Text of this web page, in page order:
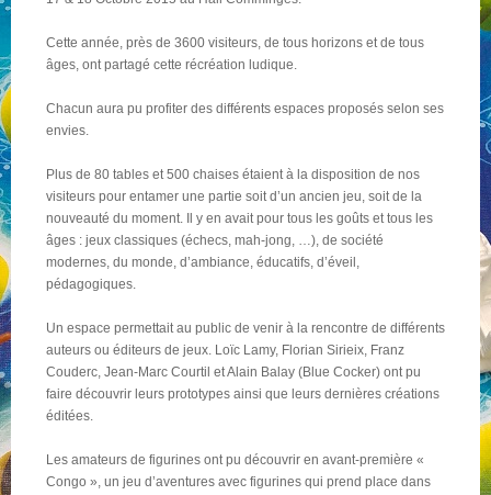
NOS PARTENAIRES
QUI SOMMES-NOUS ?
NOUS CONTACTER !
Cette année, près de 3600 visiteurs, de tous horizons et de tous
âges, ont partagé cette récréation ludique.
Chacun aura pu profiter des différents espaces proposés selon ses
envies.
Plus de 80 tables et 500 chaises étaient à la disposition de nos
visiteurs pour entamer une partie soit d’un ancien jeu, soit de la
nouveauté du moment. Il y en avait pour tous les goûts et tous les
âges : jeux classiques (échecs, mah-jong, …), de société
modernes, du monde, d’ambiance, éducatifs, d’éveil,
pédagogiques.
Un espace permettait au public de venir à la rencontre de différents
auteurs ou éditeurs de jeux. Loïc Lamy, Florian Sirieix, Franz
Couderc, Jean-Marc Courtil et Alain Balay (Blue Cocker) ont pu
faire découvrir leurs prototypes ainsi que leurs dernières créations
éditées.
Les amateurs de figurines ont pu découvrir en avant-première «
Congo », un jeu d’aventures avec figurines qui prend place dans